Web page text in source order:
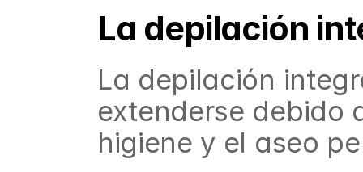
La depilación
La depilación
extenderse debido
higiene y el aseo